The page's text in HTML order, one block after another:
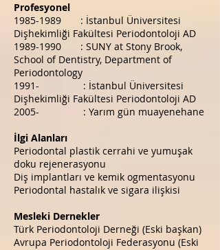
Profesyonel
1985-1989 : İstanbul Üniversitesi
Dişhekimliği Fakültesi Periodontoloji AD
1989-1990 : SUNY at Stony Brook,
School of Dentistry, Department of
Periodontology
1991- : İstanbul Üniversitesi
Dişhekimliği Fakültesi Periodontoloji AD
2005- : Yarım gün muayenehane
İlgi Alanları
Periodontal plastik cerrahi ve yumuşak
doku rejenerasyonu
Diş implantları ve kemik ogmentasyonu
Periodontal hastalık ve sigara ilişkisi
Mesleki Dernekler
Türk Periodontoloji Derneği (Eski başkan)
Avrupa Periodontoloji Federasyonu (Eski